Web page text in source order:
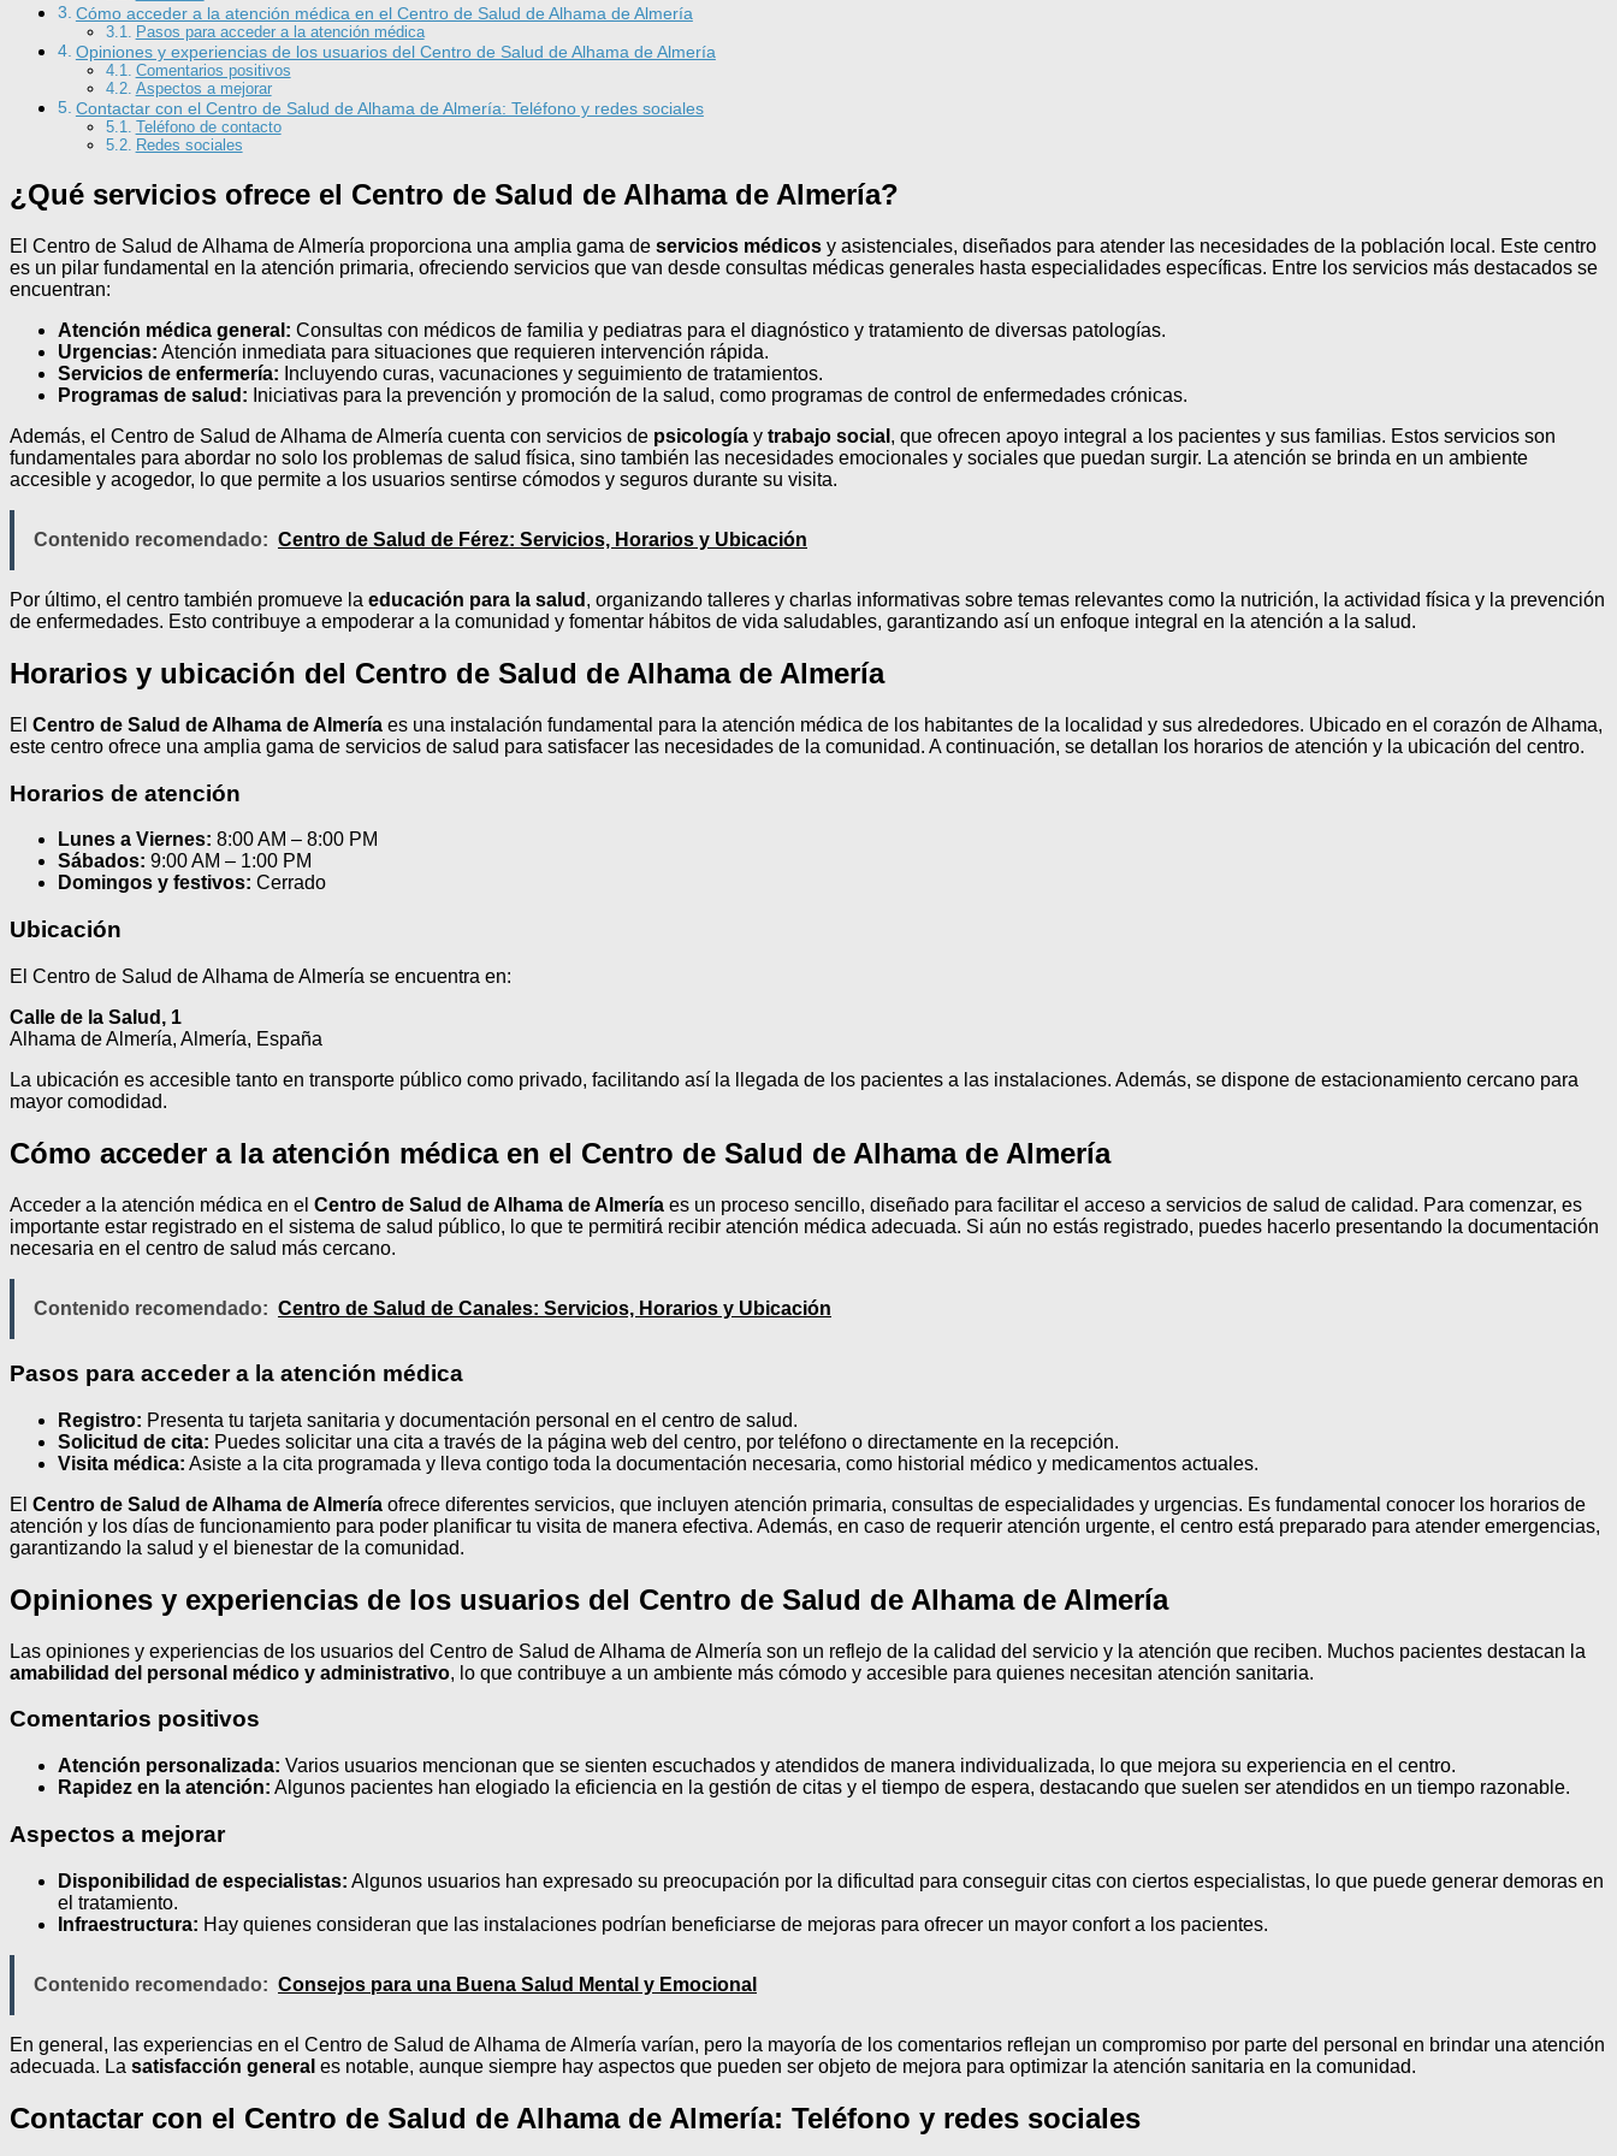
Cómo acceder a la atención médica en el Centro de Salud de Alhama de Almería
Pasos para acceder a la atención médica
Opiniones y experiencias de los usuarios del Centro de Salud de Alhama de Almería
Comentarios positivos
Aspectos a mejorar
Contactar con el Centro de Salud de Alhama de Almería: Teléfono y redes sociales
Teléfono de contacto
Redes sociales
¿Qué servicios ofrece el Centro de Salud de Alhama de Almería?
El Centro de Salud de Alhama de Almería proporciona una amplia gama de servicios médicos y asistenciales, diseñados para atender las necesidades de la población local. Este centro
es un pilar fundamental en la atención primaria, ofreciendo servicios que van desde consultas médicas generales hasta especialidades específicas. Entre los servicios más destacados se
encuentran:
Atención médica general: Consultas con médicos de familia y pediatras para el diagnóstico y tratamiento de diversas patologías.
Urgencias: Atención inmediata para situaciones que requieren intervención rápida.
Servicios de enfermería: Incluyendo curas, vacunaciones y seguimiento de tratamientos.
Programas de salud: Iniciativas para la prevención y promoción de la salud, como programas de control de enfermedades crónicas.
Además, el Centro de Salud de Alhama de Almería cuenta con servicios de psicología y trabajo social , que ofrecen apoyo integral a los pacientes y sus familias. Estos servicios son
fundamentales para abordar no solo los problemas de salud física, sino también las necesidades emocionales y sociales que puedan surgir. La atención se brinda en un ambiente
accesible y acogedor, lo que permite a los usuarios sentirse cómodos y seguros durante su visita.
Contenido recomendado: Centro de Salud de Férez: Servicios, Horarios y Ubicación
Por último, el centro también promueve la educación para la salud , organizando talleres y charlas informativas sobre temas relevantes como la nutrición, la actividad física y la prevención
de enfermedades. Esto contribuye a empoderar a la comunidad y fomentar hábitos de vida saludables, garantizando así un enfoque integral en la atención a la salud.
Horarios y ubicación del Centro de Salud de Alhama de Almería
El Centro de Salud de Alhama de Almería es una instalación fundamental para la atención médica de los habitantes de la localidad y sus alrededores. Ubicado en el corazón de Alhama,
este centro ofrece una amplia gama de servicios de salud para satisfacer las necesidades de la comunidad. A continuación, se detallan los horarios de atención y la ubicación del centro.
Horarios de atención
Lunes a Viernes: 8:00 AM – 8:00 PM
Sábados: 9:00 AM – 1:00 PM
Domingos y festivos: Cerrado
Ubicación
El Centro de Salud de Alhama de Almería se encuentra en:
Calle de la Salud, 1
Alhama de Almería, Almería, España
La ubicación es accesible tanto en transporte público como privado, facilitando así la llegada de los pacientes a las instalaciones. Además, se dispone de estacionamiento cercano para
mayor comodidad.
Cómo acceder a la atención médica en el Centro de Salud de Alhama de Almería
Acceder a la atención médica en el Centro de Salud de Alhama de Almería es un proceso sencillo, diseñado para facilitar el acceso a servicios de salud de calidad. Para comenzar, es
importante estar registrado en el sistema de salud público, lo que te permitirá recibir atención médica adecuada. Si aún no estás registrado, puedes hacerlo presentando la documentación
necesaria en el centro de salud más cercano.
Contenido recomendado: Centro de Salud de Canales: Servicios, Horarios y Ubicación
Pasos para acceder a la atención médica
Registro: Presenta tu tarjeta sanitaria y documentación personal en el centro de salud.
Solicitud de cita: Puedes solicitar una cita a través de la página web del centro, por teléfono o directamente en la recepción.
Visita médica: Asiste a la cita programada y lleva contigo toda la documentación necesaria, como historial médico y medicamentos actuales.
El Centro de Salud de Alhama de Almería ofrece diferentes servicios, que incluyen atención primaria, consultas de especialidades y urgencias. Es fundamental conocer los horarios de
atención y los días de funcionamiento para poder planificar tu visita de manera efectiva. Además, en caso de requerir atención urgente, el centro está preparado para atender emergencias,
garantizando la salud y el bienestar de la comunidad.
Opiniones y experiencias de los usuarios del Centro de Salud de Alhama de Almería
Las opiniones y experiencias de los usuarios del Centro de Salud de Alhama de Almería son un reflejo de la calidad del servicio y la atención que reciben. Muchos pacientes destacan la
amabilidad del personal médico y administrativo, lo que contribuye a un ambiente más cómodo y accesible para quienes necesitan atención sanitaria.
Comentarios positivos
Atención personalizada: Varios usuarios mencionan que se sienten escuchados y atendidos de manera individualizada, lo que mejora su experiencia en el centro.
Rapidez en la atención: Algunos pacientes han elogiado la eficiencia en la gestión de citas y el tiempo de espera, destacando que suelen ser atendidos en un tiempo razonable.
Aspectos a mejorar
Disponibilidad de especialistas: Algunos usuarios han expresado su preocupación por la dificultad para conseguir citas con ciertos especialistas, lo que puede generar demoras en
el tratamiento.
Infraestructura: Hay quienes consideran que las instalaciones podrían beneficiarse de mejoras para ofrecer un mayor confort a los pacientes.
Contenido recomendado: Consejos para una Buena Salud Mental y Emocional
En general, las experiencias en el Centro de Salud de Alhama de Almería varían, pero la mayoría de los comentarios reflejan un compromiso por parte del personal en brindar una atención
adecuada. La satisfacción general es notable, aunque siempre hay aspectos que pueden ser objeto de mejora para optimizar la atención sanitaria en la comunidad.
Contactar con el Centro de Salud de Alhama de Almería: Teléfono y redes sociales